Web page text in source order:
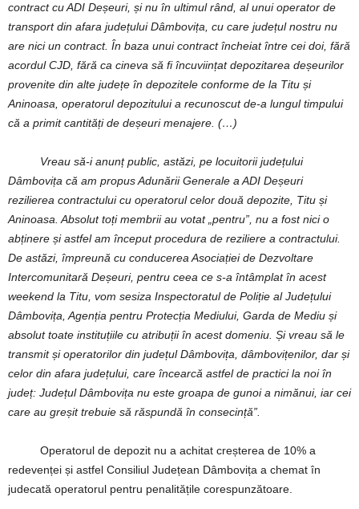
contract cu ADI Deșeuri, și nu în ultimul rând, al unui operator de
transport din afara județului Dâmbovița, cu care județul nostru nu
are nici un contract. În baza unui contract încheiat între cei doi, fără
acordul CJD, fără ca cineva să fi încuviințat depozitarea deșeurilor
provenite din alte județe în depozitele conforme de la Titu și
Aninoasa, operatorul depozitului a recunoscut de-a lungul timpului
că a primit cantități de deșeuri menajere. (…)
Vreau să-i anunț public, astăzi, pe locuitorii județului
Dâmbovița că am propus Adunării Generale a ADI Deșeuri
rezilierea contractului cu operatorul celor două depozite, Titu și
Aninoasa. Absolut toți membrii au votat „pentru”, nu a fost nici o
abținere și astfel am început procedura de reziliere a contractului.
De astăzi, împreună cu conducerea Asociației de Dezvoltare
Intercomunitară Deșeuri, pentru ceea ce s-a întâmplat în acest
weekend la Titu, vom sesiza Inspectoratul de Poliție al Județului
Dâmbovița, Agenția pentru Protecția Mediului, Garda de Mediu și
absolut toate instituțiile cu atribuții în acest domeniu. Și vreau să le
transmit și operatorilor din județul Dâmbovița, dâmbovițenilor, dar și
celor din afara județului, care încearcă astfel de practici la noi în
județ: Județul Dâmbovița nu este groapa de gunoi a nimănui, iar cei
care au greșit trebuie să răspundă în consecință”.
Operatorul de depozit nu a achitat creșterea de 10% a
redevenței și astfel Consiliul Județean Dâmbovița a chemat în
judecată operatorul pentru penalitățile corespunzătoare.